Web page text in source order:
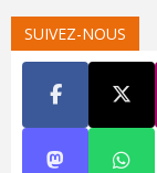
SUIVEZ-NOUS